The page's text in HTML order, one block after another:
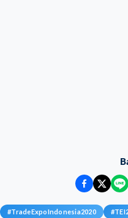
#TradeExpoIndonesia2020 #